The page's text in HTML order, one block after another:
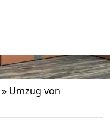
» Umzug von